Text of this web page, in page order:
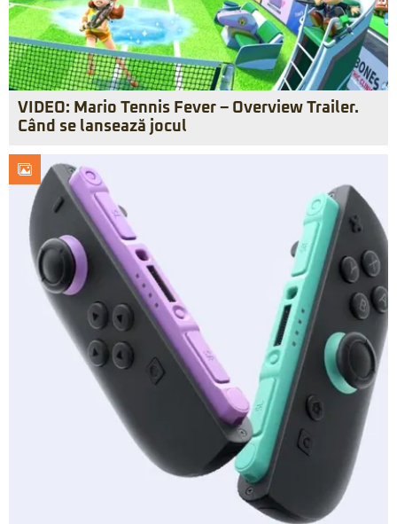
VIDEO: Mario Tennis Fever – Overview Trailer.
Când se lansează jocul